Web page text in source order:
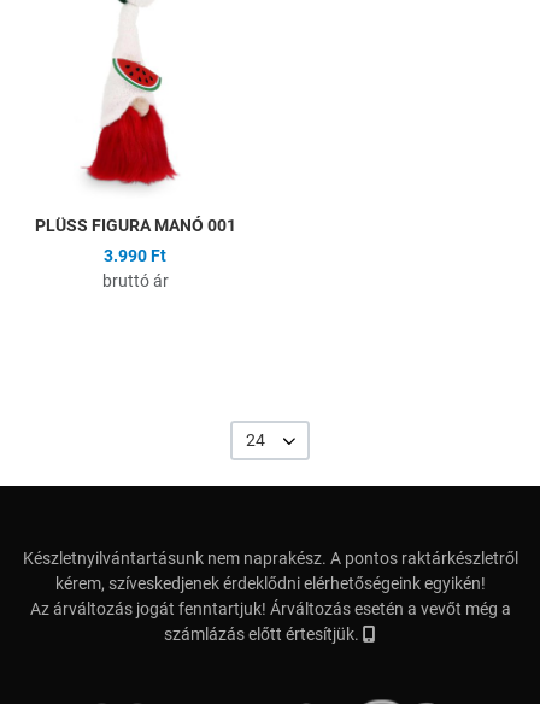
PLÜSS FIGURA MANÓ 001
3.990 Ft
bruttó ár
24
Készletnyilvántartásunk nem naprakész. A pontos raktárkészletről
kérem, szíveskedjenek érdeklődni elérhetőségeink egyikén!
Az árváltozás jogát fenntartjuk! Árváltozás esetén a vevőt még a
számlázás előtt értesítjük.